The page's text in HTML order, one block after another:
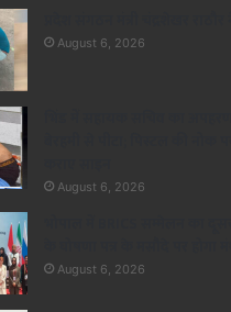
August 6, 2026
August 6, 2026
August 6, 2026